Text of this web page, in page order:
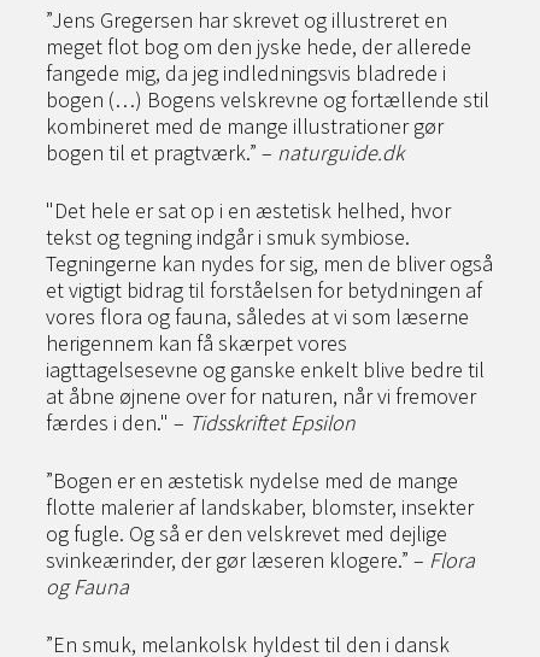
”Jens Gregersen har skrevet og illustreret en
meget flot bog om den jyske hede, der allerede
fangede mig, da jeg indledningsvis bladrede i
bogen (…) Bogens velskrevne og fortællende stil
kombineret med de mange illustrationer gør
bogen til et pragtværk.” – naturguide.dk
"Det hele er sat op i en æstetisk helhed, hvor
tekst og tegning indgår i smuk symbiose.
Tegningerne kan nydes for sig, men de bliver også
et vigtigt bidrag til forståelsen for betydningen af
vores flora og fauna, således at vi som læserne
herigennem kan få skærpet vores
iagttagelsesevne og ganske enkelt blive bedre til
at åbne øjnene over for naturen, når vi fremover
færdes i den." – Tidsskriftet Epsilon
”Bogen er en æstetisk nydelse med de mange
flotte malerier af landskaber, blomster, insekter
og fugle. Og så er den velskrevet med dejlige
svinkeærinder, der gør læseren klogere.” – Flora
og Fauna
”En smuk, melankolsk hyldest til den i dansk